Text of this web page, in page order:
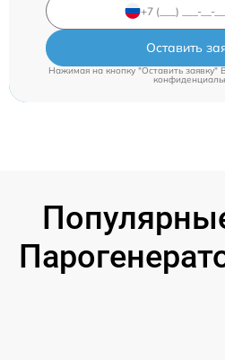
Оставить
Нажимая на кнопку "Оставить заявку"